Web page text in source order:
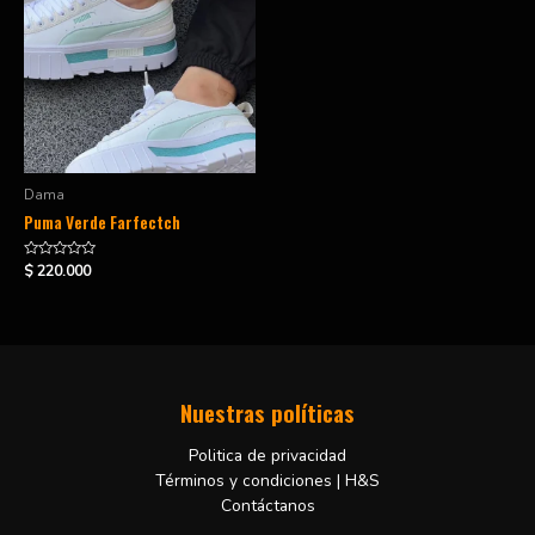
Dama
Puma Verde Farfectch
Valorado
en
$220.000
Nuestras políticas
Politica de privacidad
Términos y condiciones | H&S
Contáctanos